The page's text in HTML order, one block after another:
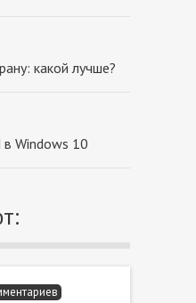
какой лучше?
Windows 10